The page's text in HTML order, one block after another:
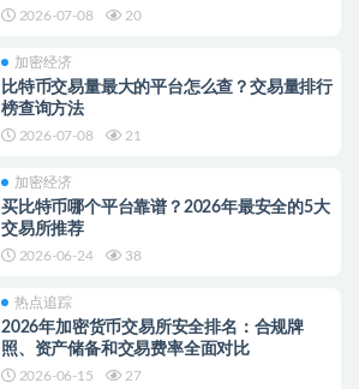
2026-07-08 20
加密经济
比特币交易量最大的平台怎么查？交易量排行
榜查询方法
2026-07-08 21
加密经济
买比特币哪个平台靠谱？2026年最安全的5大
交易所推荐
2026-06-24 38
热点追踪
2026年加密货币交易所安全排名：合规牌
照、资产储备和交易费率全面对比
2026-06-15 27